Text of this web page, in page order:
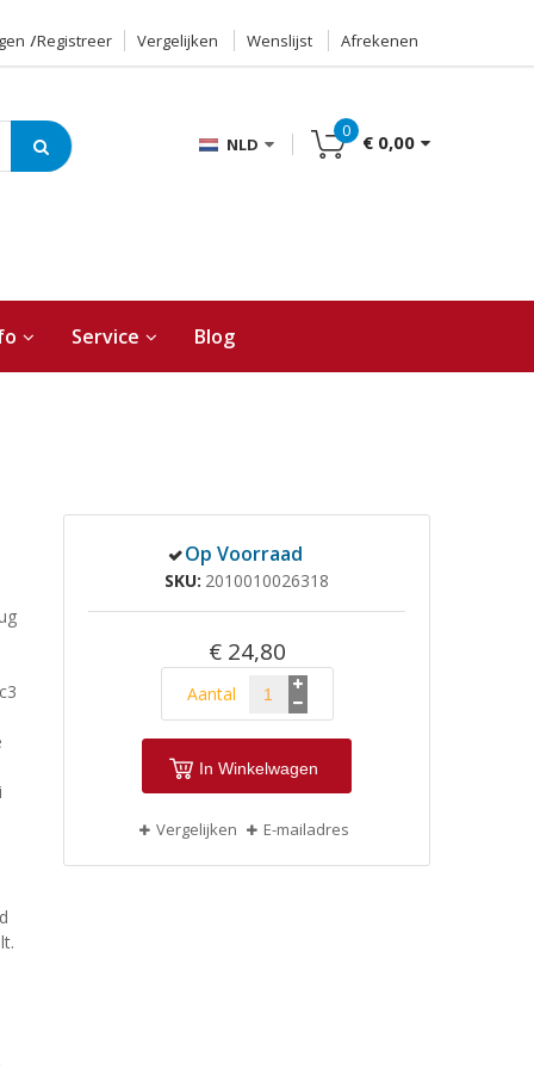
Registreer Vergelijken Wenslijst Afrekenen
NLD
0
€ 0,00
Service Blog
Op Voorraad
SKU 2010010026318
€ 24,80
Aantal
In Winkelwagen
Vergelijken E-mailadres